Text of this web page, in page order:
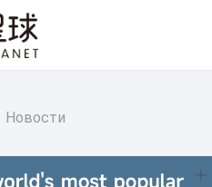
Новости